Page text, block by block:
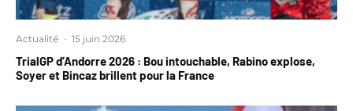
Actualité · 15 juin 2026
TrialGP d’Andorre 2026 : Bou intouchable, Rabino explose,
Soyer et Bincaz brillent pour la France